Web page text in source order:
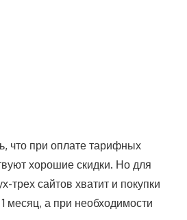
что при оплате тарифных
хорошие скидки. Но для
трех сайтов хватит и покупки
месяц, а при необходимости